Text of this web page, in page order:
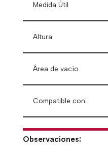
Medida Útil
Altura
Área de vacío
Compatible con:
Observaciones: